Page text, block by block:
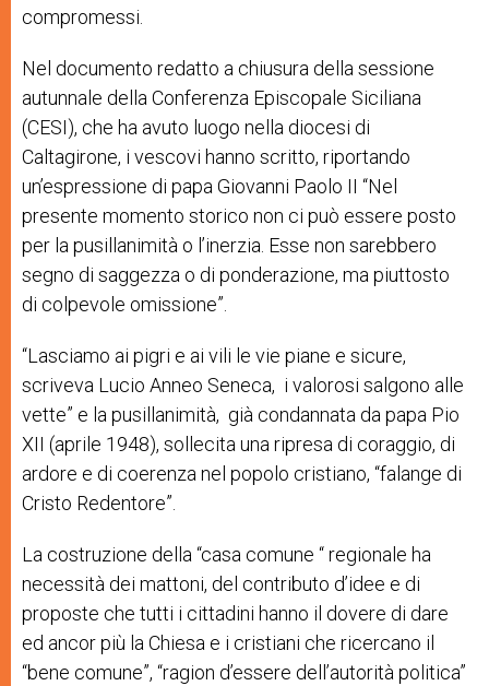
compromessi.
Nel documento redatto a chiusura della sessione
autunnale della Conferenza Episcopale Siciliana
(CESI), che ha avuto luogo nella diocesi di
Caltagirone, i vescovi hanno scritto, riportando
un’espressione di papa Giovanni Paolo II “Nel
presente momento storico non ci può essere posto
per la pusillanimità o l’inerzia. Esse non sarebbero
segno di saggezza o di ponderazione, ma piuttosto
di colpevole omissione”.
“Lasciamo ai pigri e ai vili le vie piane e sicure,
scriveva Lucio Anneo Seneca, i valorosi salgono alle
vette” e la pusillanimità, già condannata da papa Pio
XII (aprile 1948), sollecita una ripresa di coraggio, di
ardore e di coerenza nel popolo cristiano, “falange di
Cristo Redentore”.
La costruzione della “casa comune “ regionale ha
necessità dei mattoni, del contributo d’idee e di
proposte che tutti i cittadini hanno il dovere di dare
ed ancor più la Chiesa e i cristiani che ricercano il
“bene comune”, “ragion d’essere dell’autorità politica”